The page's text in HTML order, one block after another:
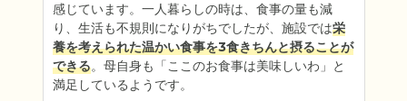
感じています。一人暮らしの時は、食事の量も減
り、生活も不規則になりがちでしたが、施設では栄
養を考えられた温かい食事を3食きちんと摂ることが
できる。母自身も「ここのお食事は美味しいわ」と
満足しているようです。